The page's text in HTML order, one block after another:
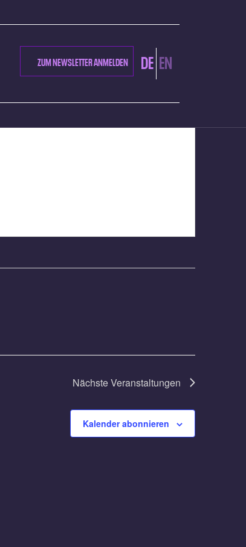
ZUM NEWSLETTER ANMELDEN DE EN
NächsteVeranstaltungen
Kalender abonnieren